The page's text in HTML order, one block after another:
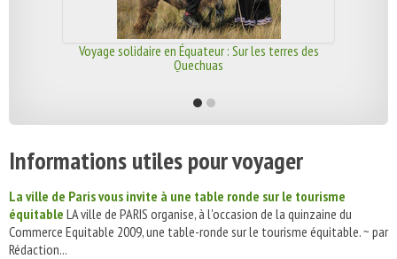
Voyage solidaire en Équateur : Sur les terres des
Quechuas
Informations utiles pour voyager
La ville de Paris vous invite à une table ronde sur le tourisme
équitable LA ville de PARIS organise, à l'occasion de la quinzaine du
Commerce Equitable 2009, une table-ronde sur le tourisme équitable. ~ par
Rédaction...